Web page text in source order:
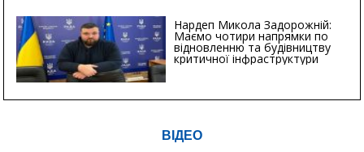
Нардеп Микола Задорожній:
Маємо чотири напрямки по
відновленню та будівництву
критичної інфраструктури
ВІДЕО